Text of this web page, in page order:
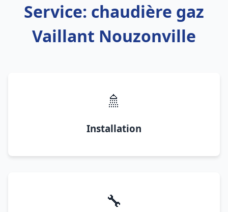
Service: chaudière gaz
Vaillant Nouzonville
🚿
Installation
🔧